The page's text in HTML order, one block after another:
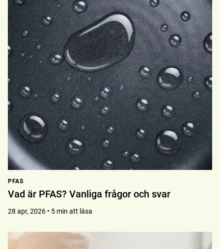
PFAS
Vad är PFAS? Vanliga frågor och svar
28 apr, 2026 • 5 min att läsa